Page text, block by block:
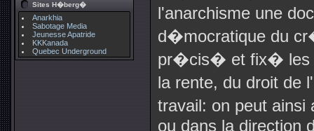
Sites H�berg�
Anarkhia
Sabotage Media
Jeunesse Apatride
KKKanada
Quebec Underground
l'anarchisme une
d�mocratique du
pr�cis� et fix� les
la rente, du droit de
travail: on peut
ou dans la direction